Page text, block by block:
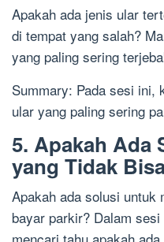
Apakah ada jenis ular
di tempat yang salah?
yang paling sering
Summary: Pada sesi ini,
ular yang paling sering
5. Apakah Ada
yang Tidak
Apakah ada solusi untuk
bayar parkir? Dalam